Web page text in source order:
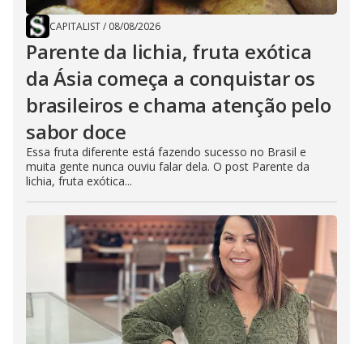
CAPITALIST/ 08/08/2026
Parente da lichia, fruta exótica
da Ásia começa a conquistar os
brasileiros e chama atenção pelo
sabor doce
Essa fruta diferente está fazendo sucesso no Brasil e
muita gente nunca ouviu falar dela. O post Parente da
lichia, fruta exótica...